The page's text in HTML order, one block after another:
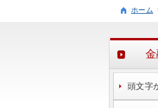
ホーム
頭文字